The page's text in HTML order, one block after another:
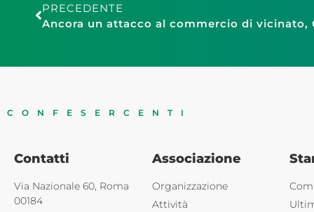
PRECEDENTE
CONFESERCENTI
Contatti
Via Nazionale 60, Roma
00184
Associazione
Organizzazione
Attività